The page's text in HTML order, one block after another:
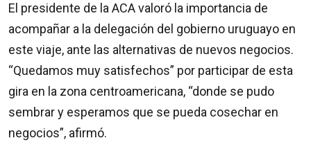
El presidente de la ACA valoró la importancia de
acompañar a la delegación del gobierno uruguayo en
este viaje, ante las alternativas de nuevos negocios.
“Quedamos muy satisfechos” por participar de esta
gira en la zona centroamericana, “donde se pudo
sembrar y esperamos que se pueda cosechar en
negocios”, afirmó.